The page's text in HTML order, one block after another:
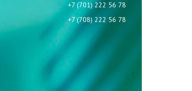
+7 (701) 222 56 78
+7 (708) 222 56 78